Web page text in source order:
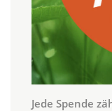
Jede Spende